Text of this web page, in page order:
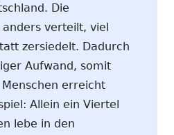
Die
anders verteilt, viel
zersiedelt. Dadurch
Aufwand, somit
erreicht
Allein ein Viertel
lebe in den